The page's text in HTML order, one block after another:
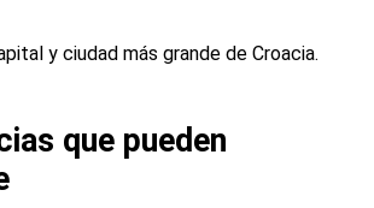
y ciudad más grande de Croacia.
que pueden